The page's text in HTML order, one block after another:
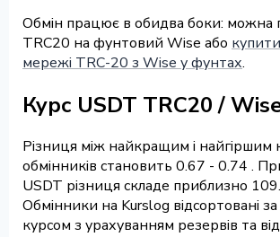
Обмін працює в обидва боки: можна
TRC20 на фунтовий Wise або
мережі TRC-20 з Wise у фунтах.
Курс USDT TRC20 /
Різниця між найкращим і найгіршим
обмінників становить 0.67 - 0.74 .
USDT різниця складе приблизно
Обмінники на Kurslog відсортовані
курсом з урахуванням резервів та